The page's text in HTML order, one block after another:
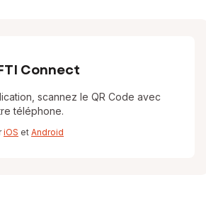
Connect
scannez le QR Code avec
téléphone.
iOS et Android